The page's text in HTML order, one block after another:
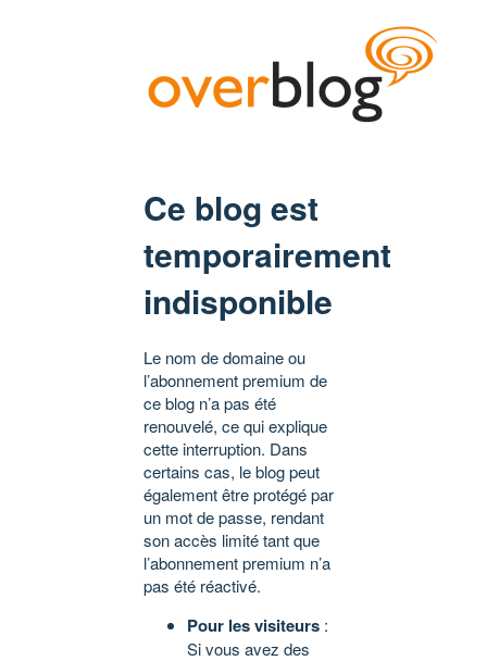
Ce blog est
temporairement
indisponible
Le nom de domaine ou
l’abonnement premium de
ce blog n’a pas été
renouvelé, ce qui explique
cette interruption. Dans
certains cas, le blog peut
également être protégé par
un mot de passe, rendant
son accès limité tant que
l’abonnement premium n’a
pas été réactivé.
Pour les visiteurs :
Si vous avez des